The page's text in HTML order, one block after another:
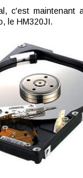
c'est maintenant
le HM320JI.